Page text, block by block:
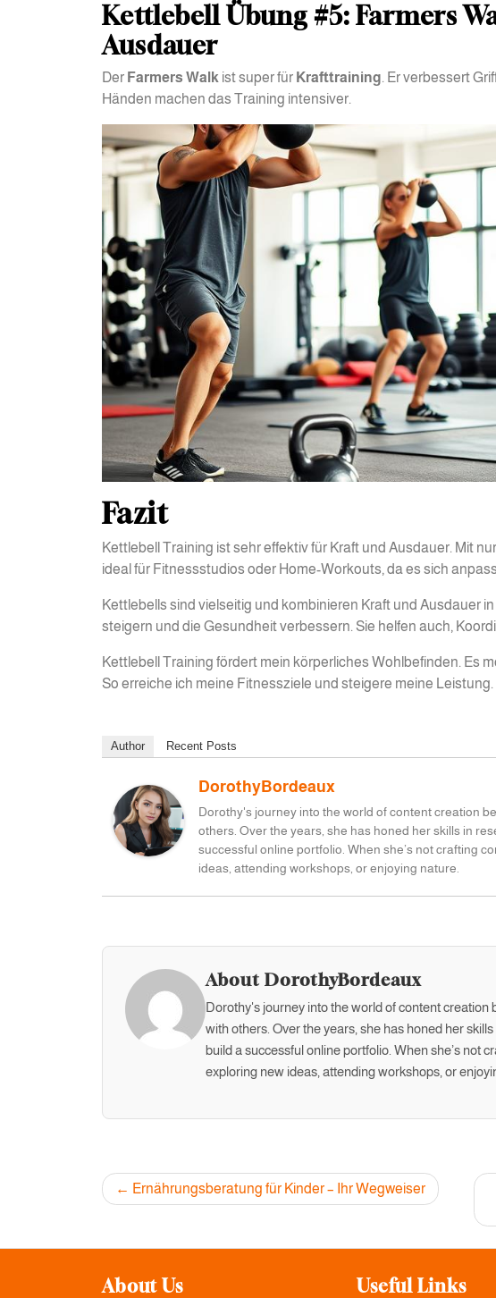
Kettlebell Übung #5: Farmers
Ausdauer
Der Farmers Walk ist super für Krafttraining. Er verbessert
Händen machen das Training intensiver.
Fazit
Kettlebell Training ist sehr effektiv für Kraft und Ausdauer. Mit
ideal für Fitnessstudios oder Home-Workouts, da es sich
Kettlebells sind vielseitig und kombinieren Kraft und Ausdauer
steigern und die Gesundheit verbessern. Sie helfen auch,
Kettlebell Training fördert mein körperliches Wohlbefinden. Es
So erreiche ich meine Fitnessziele und steigere meine Leistung.
Author Recent Posts
DorothyBordeaux
Dorothy's journey into the world of content creation
others. Over the years, she has honed her skills in
successful online portfolio. When she’s not crafting
ideas, attending workshops, or enjoying nature.
About DorothyBordeaux
Dorothy's journey into the world of content
with others. Over the years, she has honed her
build a successful online portfolio. When she’s not
exploring new ideas, attending workshops, or
PostErnährungsberatung für Kinder – Ihr Wegweiser
About Us Useful Links